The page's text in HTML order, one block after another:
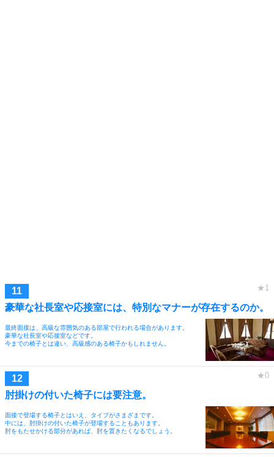
豪華な社長室や応接室には、特別なマナーが存在するのか。
最終面接は、高級な雰囲気のある部屋で行われる場合があります。
豪華な社長室や応接室などです。
今までの椅子とは違い、高級感のある椅子かもしれません。
肘掛けの付いた椅子には要注意。
面接で登場する椅子とはいえ、タイプがさまざまです。
中には、肘掛けの付いた椅子が登場することもあります。
肘をもたせかける部分があれば、肘を置きたくなるでしょう。